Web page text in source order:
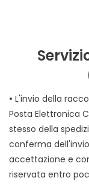
• L'invio della
Posta Elettronica
stesso della spedizione della
conferma
accettazione e
riservata entro